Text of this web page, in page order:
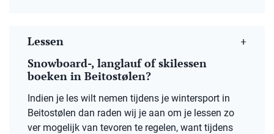
Lessen
Snowboard-, langlauf of skilessen
boeken in Beitostølen?
Indien je les wilt nemen tijdens je wintersport in
Beitostølen dan raden wij je aan om je lessen zo
ver mogelijk van tevoren te regelen, want tijdens